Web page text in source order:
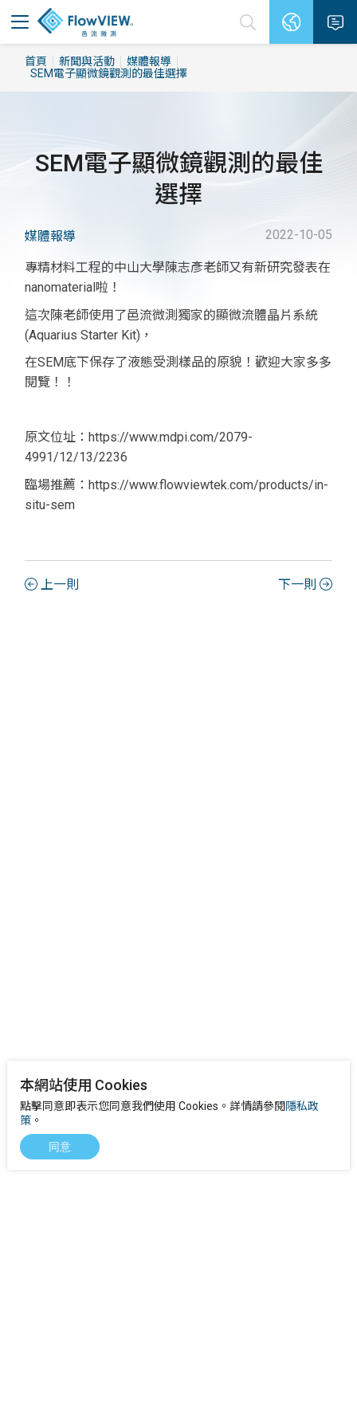
首頁 新聞與活動
媒體報導
SEM電子顯微鏡觀測的最佳選擇
SEM電子顯微鏡觀測的最佳
選擇
媒體報導 2022-10-05
專精材料工程的中山大學陳志彥老師又有新研究發表在
nanomaterial啦！
這次陳老師使用了邑流微測獨家的顯微流體晶片系統
(Aquarius Starter Kit)，
在SEM底下保存了液態受測樣品的原貌！歡迎大家多多
閱覽！！
原文位址：https://www.mdpi.com/2079-
4991/12/13/2236
臨場推薦：https://www.flowviewtek.com/products/in-
situ-sem
上一則 下一則
本網站使用 Cookies
點擊同意即表示您同意我們使用 Cookies。詳情請參閱 隱私政
策。
同意